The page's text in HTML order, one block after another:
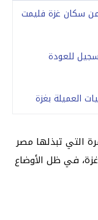
سكان غزة فليمت
للعودة
العميلة بغزة
التي تبذلها مصر
في ظل الأوضاع